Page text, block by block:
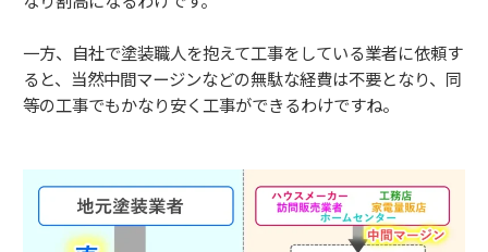
一方、自社で塗装職人を抱えて工事をしている業者に依頼す
ると、当然中間マージンなどの無駄な経費は不要となり、同
等の工事でもかなり安く工事ができるわけですね。